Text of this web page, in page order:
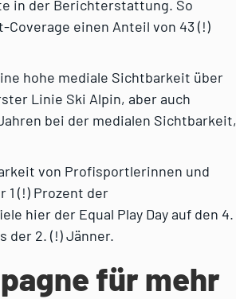
in der Berichterstattung. So
einen Anteil von 43 (!)
hohe mediale Sichtbarkeit über
Linie Ski Alpin, aber auch
bei der medialen Sichtbarkeit,
von Profisportlerinnen und
(!) Prozent der
hier der Equal Play Day auf den 4.
der 2. (!) Jänner.
für mehr